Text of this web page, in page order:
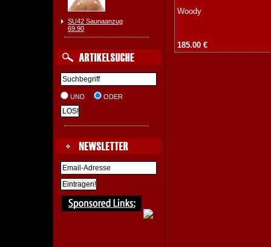
SU42 Saunaanzug
69.90
UND ODER
Woody
185.00 €